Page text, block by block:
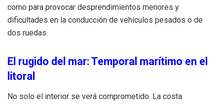
como para provocar desprendimientos menores y
dificultades en la conducción de vehículos pesados o de
dos ruedas.
El rugido del mar: Temporal marítimo en el
litoral
No solo el interior se verá comprometido. La costa